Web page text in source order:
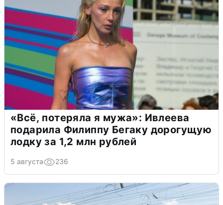
«Всё, потеряла я мужа»: Ивлеева
подарила Филиппу Бегаку дорогущую
лодку за 1,2 млн рублей
5 августа 236